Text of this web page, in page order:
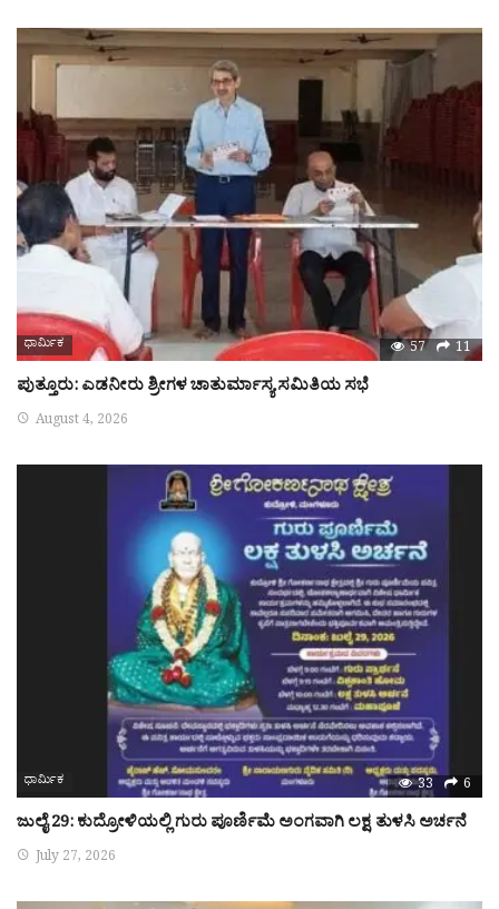
ಧಾರ್ಮಿಕ 57 11
ಪುತ್ತೂರು: ಎಡನೀರು ಶ್ರೀಗಳ ಚಾತುರ್ಮಾಸ್ಯ ಸಮಿತಿಯ ಸಭೆ
August 4, 2026
ಧಾರ್ಮಿಕ 33 6
ಜುಲೈ 29: ಕುದ್ರೋಳಿಯಲ್ಲಿ ಗುರು ಪೂರ್ಣಿಮೆ ಅಂಗವಾಗಿ ಲಕ್ಷ ತುಳಸಿ ಅರ್ಚನೆ
July 27, 2026